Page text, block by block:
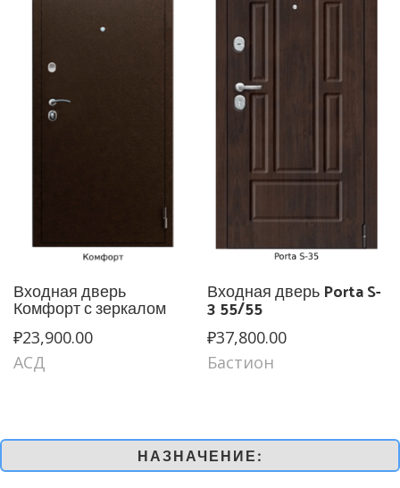
Входная дверь
Комфорт с зеркалом
₽23,900.00
АСД
Входная дверь Porta S-
3 55/55
₽37,800.00
Бастион
НАЗНАЧЕНИЕ: